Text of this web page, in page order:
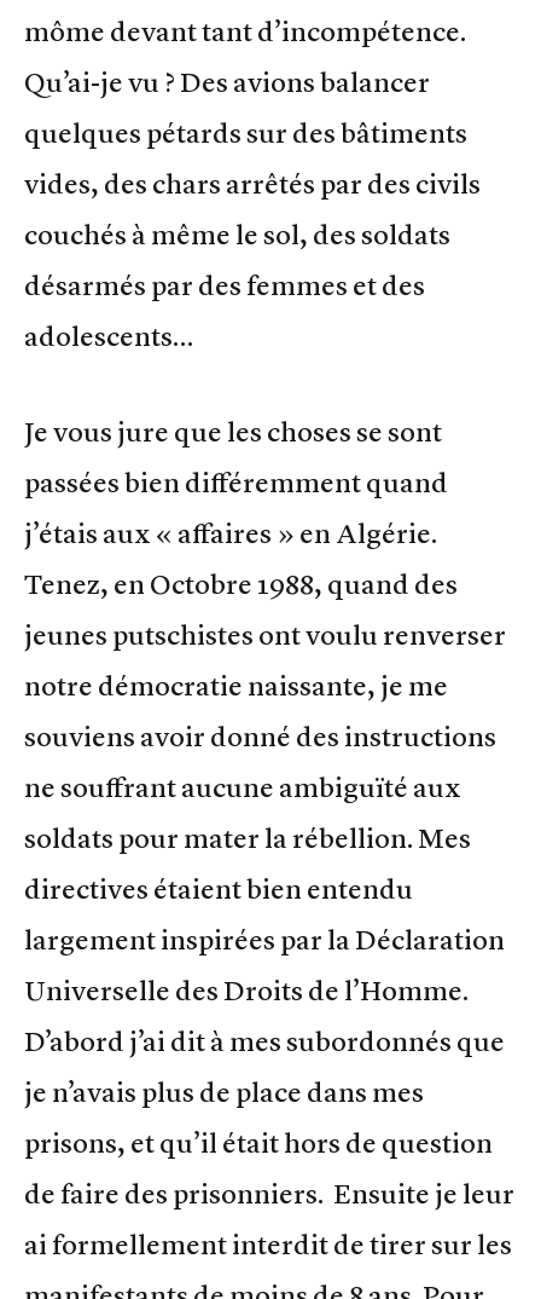
môme devant tant d’incompétence.
Qu’ai-je vu ? Des avions balancer
quelques pétards sur des bâtiments
vides, des chars arrêtés par des civils
couchés à même le sol, des soldats
désarmés par des femmes et des
adolescents…
Je vous jure que les choses se sont
passées bien différemment quand
j’étais aux « affaires » en Algérie.
Tenez, en Octobre 1988, quand des
jeunes putschistes ont voulu renverser
notre démocratie naissante, je me
souviens avoir donné des instructions
ne souffrant aucune ambiguïté aux
soldats pour mater la rébellion. Mes
directives étaient bien entendu
largement inspirées par la Déclaration
Universelle des Droits de l’Homme.
D’abord j’ai dit à mes subordonnés que
je n’avais plus de place dans mes
prisons, et qu’il était hors de question
de faire des prisonniers. Ensuite je leur
ai formellement interdit de tirer sur les